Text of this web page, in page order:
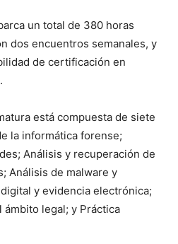
un total de 380 horas
dos encuentros semanales, y
de certificación en
está compuesta de siete
la informática forense;
Análisis y recuperación de
Análisis de malware y
y evidencia electrónica;
legal; y Práctica